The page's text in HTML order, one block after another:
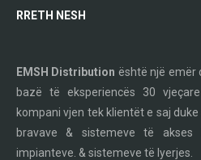
RRETH NESH
EMSH Distribution është një emër
bazë të eksperiencës 30
kompani vjen tek klientët e saj
bravave & sistemeve të akses
impianteve. & sistemeve të lyerjes.